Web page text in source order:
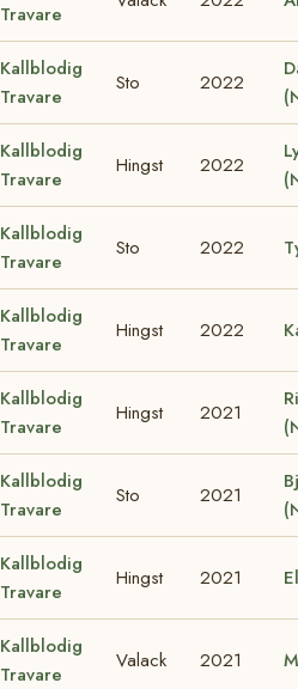
Travare
Kallblodig
Travare
Sto 2022
Kallblodig
Travare
Hingst 2022
Kallblodig
Travare
Sto 2022
Kallblodig
Travare
Hingst 2022
Kallblodig
Travare
Hingst 2021
Kallblodig
Travare
Sto 2021
Kallblodig
Travare
Hingst 2021
Kallblodig
Travare
Valack 2021